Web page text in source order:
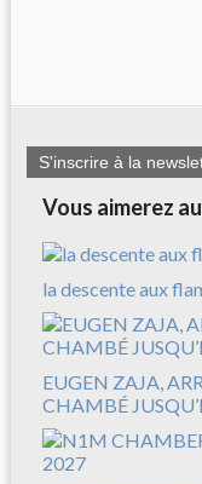
S'inscrire à la
Vous aimerez
la descente aux
EUGEN ZAJA,
CHAMBÉ